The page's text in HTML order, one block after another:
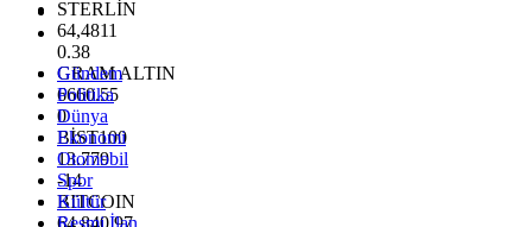
STERLİN
64,4811
0.38
GRAM ALTIN
6660.55
0
BİST100
13.779
-14
BITCOIN
64.840,97
Gündem
Politika
Dünya
Ekonomi
Otomobil
Spor
Kültür
Resmi İlan